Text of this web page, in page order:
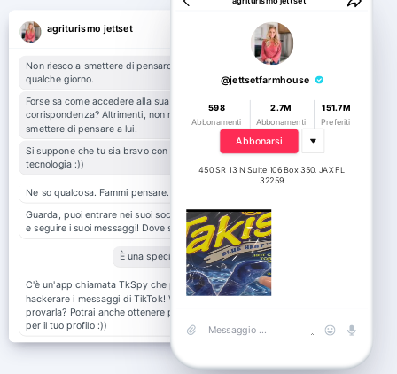
agriturismo jettset
Non riesco a smettere di pensarci da
qualche giorno.
Forse sa come accedere alla sua
corrispondenza? Altrimenti, non riesco a
smettere di pensare a lui.
Si suppone che tu sia bravo con la
tecnologia :))
Ne so qualcosa. Fammi pensare.
Guarda, puoi entrare nei suoi social network
e seguire i suoi messaggi! Dove siede?
È una specie di tiktoker.
C'è un'app chiamata TkSpy che può
hackerare i messaggi di TikTok! Vuoi
provarla? Potrai anche ottenere più abbonati
per il tuo profilo :))
@jettsetfarmhouse
598
Abbonamenti
2.7M
Abbonamenti
151.7M
Preferiti
Abbonarsi
450 SR 13 N Suite 106 Box 350. JAX FL
32259